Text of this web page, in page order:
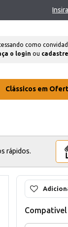
como
o login ou
Clássicos em
rápidos.
Compativel